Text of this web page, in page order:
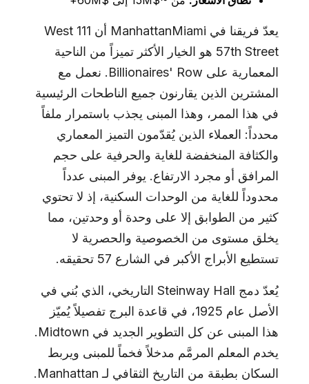
يعدّ فريقنا في ManhattanMiami أن 111 West
57th Street هو الخيار الأكثر تميزاً من الناحية
المعمارية على Billionaires' Row. نعمل مع
المشترين الذين يقارنون جميع الناطحات الرئيسية
في هذا الممر، وهذا المبنى يجذب باستمرار ملفاً
محدداً: العملاء الذين يُقدّمون التميز المعماري
والكثافة المنخفضة للغاية والحرفية على حجم
المرافق أو مجرد الارتفاع. يوفر المبنى عدداً
محدوداً للغاية من الوحدات السكنية، إذ لا تحتوي
كثير من الطوابق إلا على وحدة أو وحدتين، مما
يخلق مستوى من الخصوصية والحصرية لا
تستطيع الأبراج الأكبر في الشارع 57 تحقيقه.
يُعدّ دمج Steinway Hall التاريخي، الذي بُني في
الأصل عام 1925، في قاعدة البرج تفصيلاً يُميّز
هذا المبنى عن كل التطوير الجديد في Midtown.
يخدم المعلم المرمَّم مدخلاً فخماً للمبنى ويربط
السكان بطبقة من التاريخ الثقافي لـ Manhattan.